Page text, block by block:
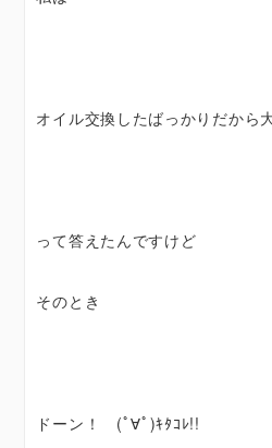
オイル交換したばっかりだから
って答えたんですけど
そのとき
ドーン！ (ﾟ∀ﾟ)ｷﾀｺﾚ!!